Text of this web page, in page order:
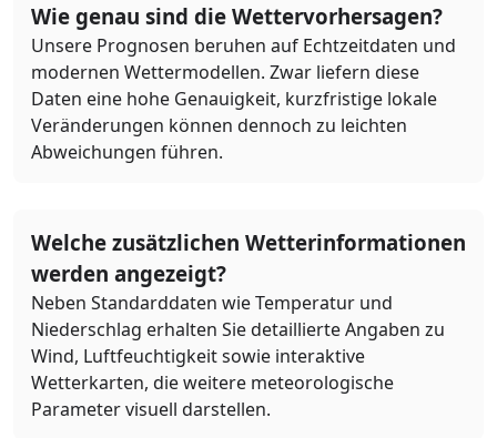
Wie genau sind die Wettervorhersagen?
Unsere Prognosen beruhen auf Echtzeitdaten und
modernen Wettermodellen. Zwar liefern diese
Daten eine hohe Genauigkeit, kurzfristige lokale
Veränderungen können dennoch zu leichten
Abweichungen führen.
Welche zusätzlichen Wetterinformationen
werden angezeigt?
Neben Standarddaten wie Temperatur und
Niederschlag erhalten Sie detaillierte Angaben zu
Wind, Luftfeuchtigkeit sowie interaktive
Wetterkarten, die weitere meteorologische
Parameter visuell darstellen.